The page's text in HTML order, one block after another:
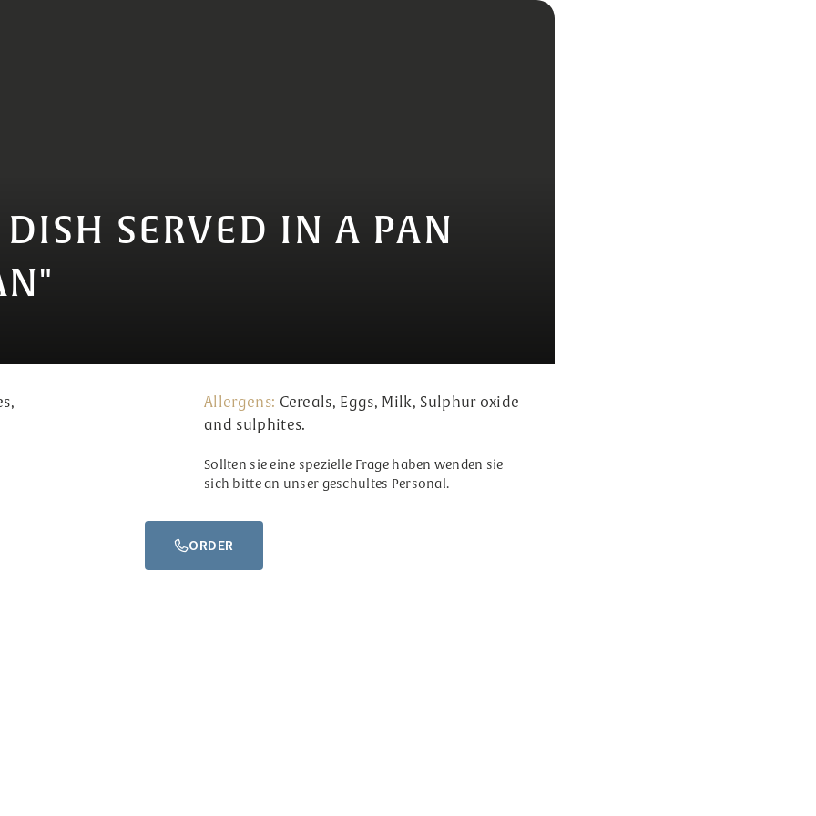
SERVED IN A PAN
Allergens: Cereals, Eggs, Milk, Sulphur oxide
and sulphites.
Sollten sie eine spezielle Frage haben wenden sie
sich bitte an unser geschultes Personal.
ORDER